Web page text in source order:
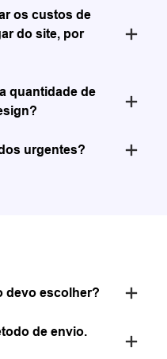
os custos de
do site, por
quantidade de
urgentes?
devo escolher?
de envio.